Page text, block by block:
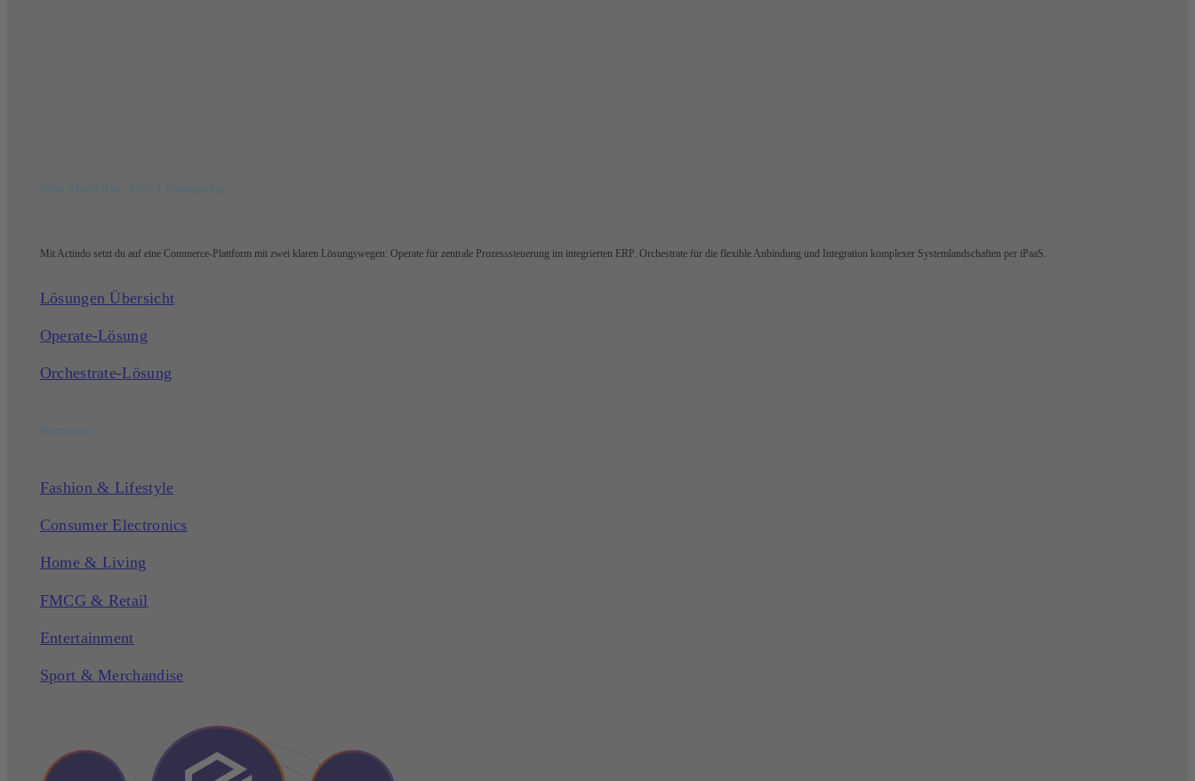
Mit Actindo setzt du auf eine Commerce-Plattform mit zwei klaren Lösungswegen: Operate für zentrale Prozesssteuerung im integrierten ERP. Orchestrate für die flexible Anbindung und Integration komplexer Systemlandschaften per iPaaS.
Lösungen Übersicht
Operate-Lösung
Orchestrate-Lösung
Fashion & Lifestyle
Consumer Electronics
Home & Living
FMCG & Retail
Entertainment
Sport & Merchandise